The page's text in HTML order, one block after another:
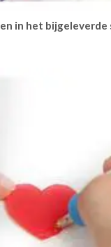
in het bijgeleverde